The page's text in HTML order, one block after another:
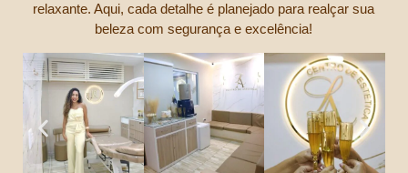
relaxante. Aqui, cada detalhe é planejado para realçar sua
beleza com segurança e excelência!